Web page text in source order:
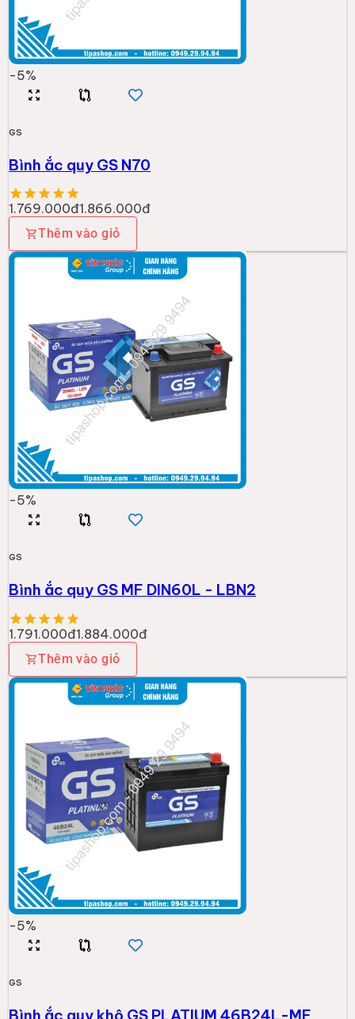
-5%
GS
Bình ắc quy GS N70
1.769.000đ1.866.000đ
Thêm vào giỏ
-5%
GS
Bình ắc quy GS MF DIN60L - LBN2
1.791.000đ1.884.000đ
Thêm vào giỏ
-5%
GS
Bình ắc quy khô GS PLATIUM 46B24L-MF